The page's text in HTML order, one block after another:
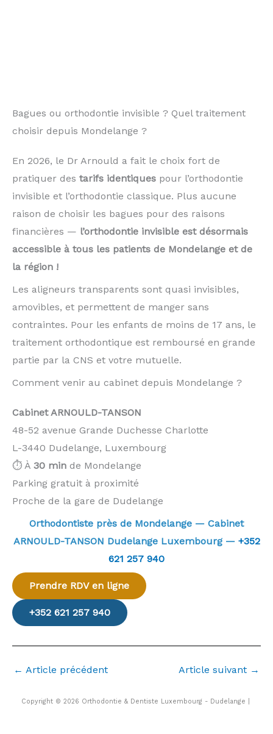
Bagues ou orthodontie invisible ? Quel traitement
choisir depuis Mondelange ?
En 2026, le Dr Arnould a fait le choix fort de
pratiquer des tarifs identiques pour l’orthodontie
invisible et l’orthodontie classique. Plus aucune
raison de choisir les bagues pour des raisons
financières — l’orthodontie invisible est désormais
accessible à tous les patients de Mondelange et de
la région !
Les aligneurs transparents sont quasi invisibles,
amovibles, et permettent de manger sans
contraintes. Pour les enfants de moins de 17 ans, le
traitement orthodontique est remboursé en grande
partie par la CNS et votre mutuelle.
Comment venir au cabinet depuis Mondelange ?
Cabinet ARNOULD-TANSON
48-52 avenue Grande Duchesse Charlotte
L-3440 Dudelange, Luxembourg
⏱️ À 30 min de Mondelange
Parking gratuit à proximité
Proche de la gare de Dudelange
Orthodontiste près de Mondelange — Cabinet
ARNOULD-TANSON Dudelange Luxembourg — +352
621 257 940
Prendre RDV en ligne
+352 621 257 940
← Article précédent Article suivant →
Copyright © 2026 Orthodontie & Dentiste Luxembourg - Dudelange |